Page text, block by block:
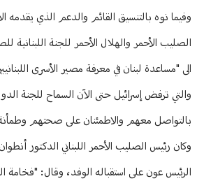
وفيما نوه بالتنسيق القائم والدعم الذي يقدمه
الصليب الأحمر والهلال الأحمر للجنة اللبنانية
الى "مساعدة لبنان في معرفة مصير الأسرى
والتي ترفض إسرائيل حتى الآن السماح للجنة
بالتواصل معهم والاطمئنان على صحتهم وطمأنة
وكان رئيس الصليب الأحمر اللبناني الدكتور
الرئيس عون على استقباله الوفد، وقال: